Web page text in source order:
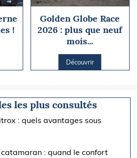
!
Golden Globe Race
2026 : plus que neuf
mois...
Découvrir
les plus consultés
: quels avantages sous
: quand le confort